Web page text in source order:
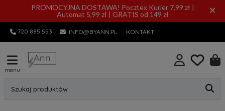
PROMOCYJNA DOSTAWA! Pocztex Kurier 7,99 zł |
Automat 5,99 zł | GRATIS od 149 zł
×
720 885 553 INFO@BYANN.PL KONTAKT
menu
Szukaj produktów